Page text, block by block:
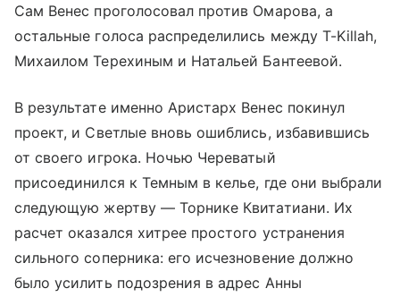
Сам Венес проголосовал против Омарова, а
остальные голоса распределились между T-Killah,
Михаилом Терехиным и Натальей Бантеевой.
В результате именно Аристарх Венес покинул
проект, и Светлые вновь ошиблись, избавившись
от своего игрока. Ночью Череватый
присоединился к Темным в келье, где они выбрали
следующую жертву — Торнике Квитатиани. Их
расчет оказался хитрее простого устранения
сильного соперника: его исчезновение должно
было усилить подозрения в адрес Анны